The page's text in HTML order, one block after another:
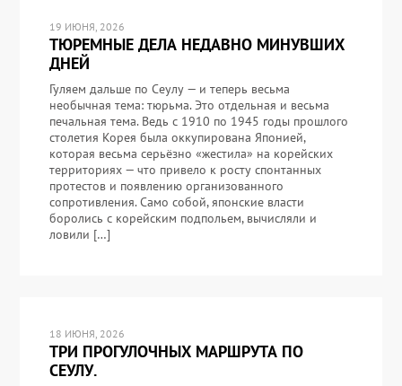
19 ИЮНЯ, 2026
ТЮРЕМНЫЕ ДЕЛА НЕДАВНО МИНУВШИХ
ДНЕЙ
Гуляем дальше по Сеулу — и теперь весьма
необычная тема: тюрьма. Это отдельная и весьма
печальная тема. Ведь с 1910 по 1945 годы прошлого
столетия Корея была оккупирована Японией,
которая весьма серьёзно «жестила» на корейских
территориях — что привело к росту спонтанных
протестов и появлению организованного
сопротивления. Само собой, японские власти
боролись с корейским подпольем, вычисляли и
ловили […]
18 ИЮНЯ, 2026
ТРИ ПРОГУЛОЧНЫХ МАРШРУТА ПО
СЕУЛУ.